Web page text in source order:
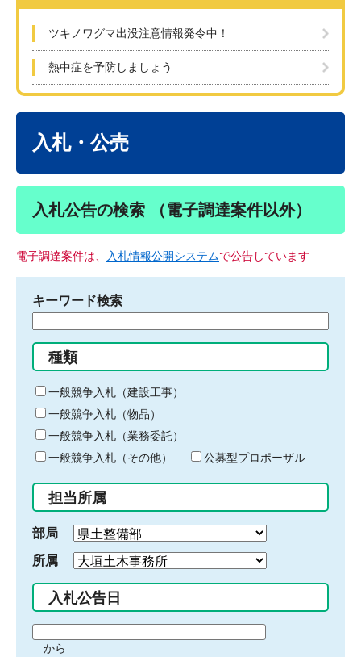
ツキノワグマ出没注意情報発令中！
熱中症を予防しましょう
入札・公売
入札公告の検索 （電子調達案件以外）
電子調達案件は、 入札情報公開システムで公告しています
キーワード検索
る
キ
ー
ワ
ー
ド
入
力
種類
一般競争入札（建設工事）
一般競争入札（物品）
一般競争入札（業務委託）
一般競争入札（その他）
公募型プロポーザル
担当所属
部局
所属
入札公告日
間から